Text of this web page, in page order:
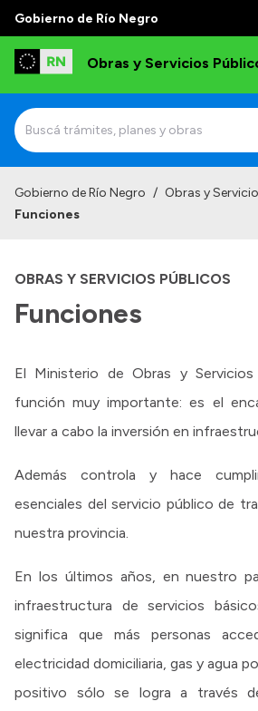
Gobierno de Río Negro
Obras y Servicios
Delegaciones
Consejo de Obras Públicas
Presupuesto
Boletín Oficial
Consulta de expedientes
Convocatorias
Gobierno de Río Negro / Obras y
Funciones
OBRAS Y SERVICIOS PÚBLICOS
Funciones
El Ministerio de Obras y
función muy importante: es el
llevar a cabo la inversión en
Además controla y hace
esenciales del servicio público de
nuestra provincia.
En los últimos años, en nuestro
infraestructura de servicios
significa que más personas
electricidad domiciliaria, gas y agua
positivo sólo se logra a través